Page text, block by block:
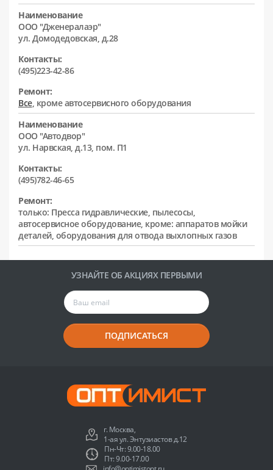
Наименование
ООО "Дженералаэр"
ул. Домодедовская, д.28
Контакты:
(495)223-42-86
Ремонт:
Все, кроме автосервисного оборудования
Наименование
ООО "Автодвор"
ул. Нарвская, д.13, пом. П1
Контакты:
(495)782-46-65
Ремонт:
только: Пресса гидравлические, пылесосы,
автосервисное оборудование, кроме: аппаратов мойки
деталей, оборудования для отвода выхлопных газов
УЗНАЙТЕ ОБ АКЦИЯХ ПЕРВЫМИ
ПОДПИСАТЬСЯ
г. Москва,
1-ая ул. Энтузиастов д.12
Пн-Чт: 9.00-18.00
Пт: 9.00-17.00